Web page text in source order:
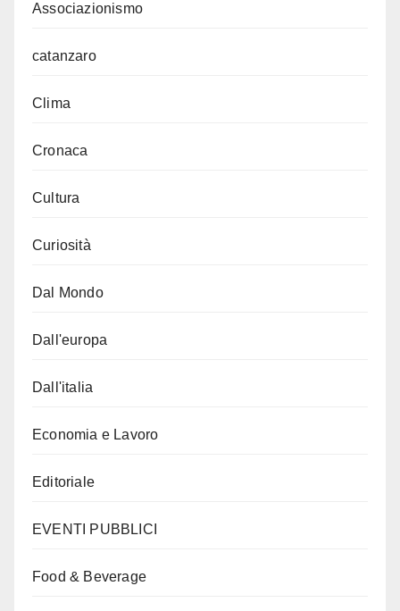
Associazionismo
catanzaro
Clima
Cronaca
Cultura
Curiosità
Dal Mondo
Dall'europa
Dall'italia
Economia e Lavoro
Editoriale
EVENTI PUBBLICI
Food & Beverage